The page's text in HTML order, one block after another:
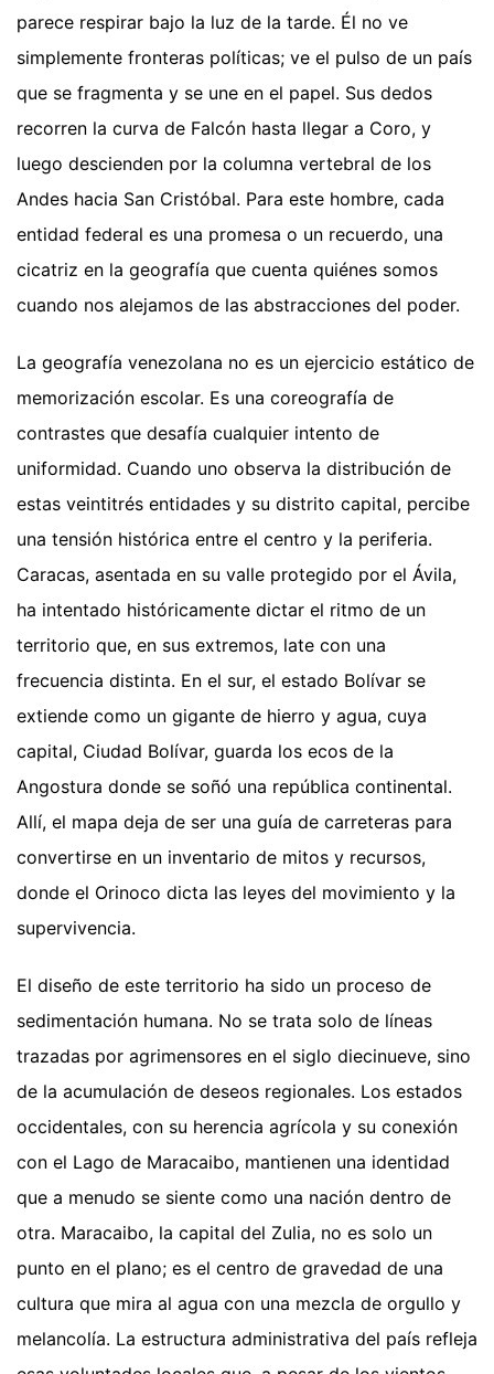
parece respirar bajo la luz de la tarde. Él no ve
simplemente fronteras políticas; ve el pulso de un país
que se fragmenta y se une en el papel. Sus dedos
recorren la curva de Falcón hasta llegar a Coro, y
luego descienden por la columna vertebral de los
Andes hacia San Cristóbal. Para este hombre, cada
entidad federal es una promesa o un recuerdo, una
cicatriz en la geografía que cuenta quiénes somos
cuando nos alejamos de las abstracciones del poder.
La geografía venezolana no es un ejercicio estático de
memorización escolar. Es una coreografía de
contrastes que desafía cualquier intento de
uniformidad. Cuando uno observa la distribución de
estas veintitrés entidades y su distrito capital, percibe
una tensión histórica entre el centro y la periferia.
Caracas, asentada en su valle protegido por el Ávila,
ha intentado históricamente dictar el ritmo de un
territorio que, en sus extremos, late con una
frecuencia distinta. En el sur, el estado Bolívar se
extiende como un gigante de hierro y agua, cuya
capital, Ciudad Bolívar, guarda los ecos de la
Angostura donde se soñó una república continental.
Allí, el mapa deja de ser una guía de carreteras para
convertirse en un inventario de mitos y recursos,
donde el Orinoco dicta las leyes del movimiento y la
supervivencia.
El diseño de este territorio ha sido un proceso de
sedimentación humana. No se trata solo de líneas
trazadas por agrimensores en el siglo diecinueve, sino
de la acumulación de deseos regionales. Los estados
occidentales, con su herencia agrícola y su conexión
con el Lago de Maracaibo, mantienen una identidad
que a menudo se siente como una nación dentro de
otra. Maracaibo, la capital del Zulia, no es solo un
punto en el plano; es el centro de gravedad de una
cultura que mira al agua con una mezcla de orgullo y
melancolía. La estructura administrativa del país refleja